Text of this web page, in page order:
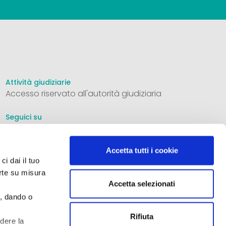
dai il tuo
su misura
dando o
la
Accetta tutti i cookie
Accetta selezionati
Rifiuta
Attività giudiziarie
Accesso riservato all'autorità giudiziaria
Seguici su
Informativa privacy
Cookie policy
Aste 33 S.r.l. - Società Iscritta nella sezione A dell'elenco
ministeriale dei siti internet gestiti dai soggetti in